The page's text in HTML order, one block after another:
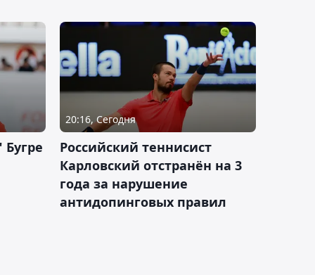
20:16, Сегодня
Российский теннисист
Карловский отстранён на 3
года за нарушение
антидопинговых правил